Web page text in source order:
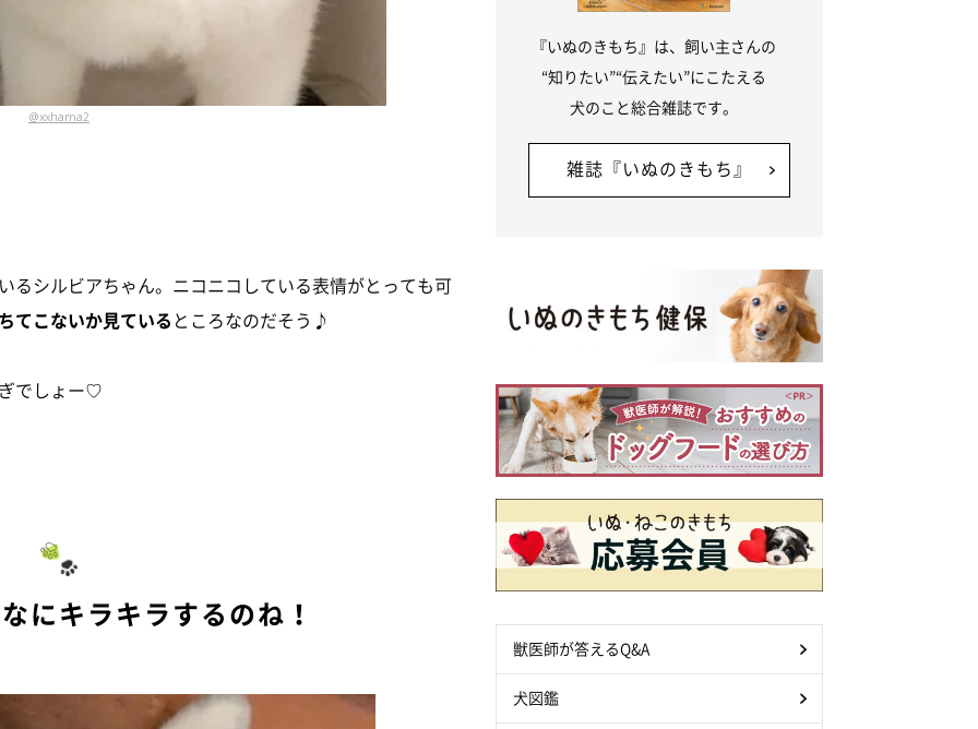
@xxhama2
るシルビアちゃん。ニコニコしている表情がとっても可
てこないか見ている ところなのだそう♪
でしょー♡
にキラキラするのね！
『いぬのきもち』は、飼い主さんの
“知りたい”“伝えたい”にこたえる
犬のこと総合雑誌です。
雑誌『いぬのきもち』
獣医師が答えるQ&A
犬図鑑